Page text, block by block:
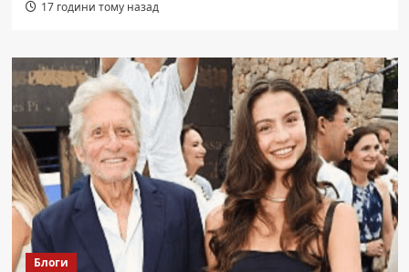
17 години тому назад
Блоги